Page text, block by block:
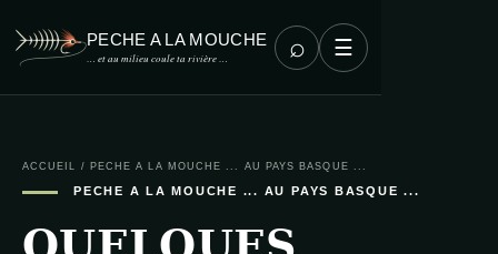
PECHE A LA MOUCHE
… et au milieu coule ta rivière … ⌕ ☰
ACCUEIL / PECHE A LA MOUCHE ... AU PAYS BASQUE ...
PECHE A LA MOUCHE ... AU PAYS BASQUE ...